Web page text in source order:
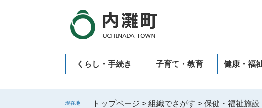
す
し
くらし・手続き 子育て・教育 健康・福
現在地 トップページ > 組織でさがす > 保健・福祉施設